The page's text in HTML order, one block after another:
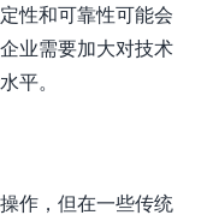
性和可靠性可能会
业需要加大对技术
平。
作，但在一些传统